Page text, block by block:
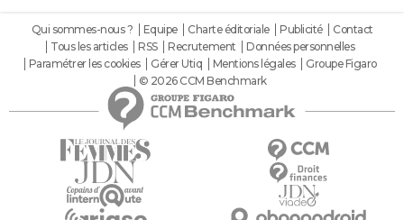
Qui sommes-nous ? Equipe Charte éditoriale Publicité
Contact
Tous les articles
RSS Recrutement
Données personnelles
Paramétrer les cookies
Gérer Utiq Mentions légales
Groupe Figaro
© 2026 CCM Benchmark